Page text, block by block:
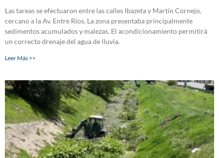
Las tareas se efectuaron entre las calles Ibazeta y Martín Cornejo,
cercano a la Av. Entre Ríos. La zona presentaba principalmente
sedimentos acumulados y malezas. El acondicionamiento permitirá
un correcto drenaje del agua de lluvia.
Leer Más >>